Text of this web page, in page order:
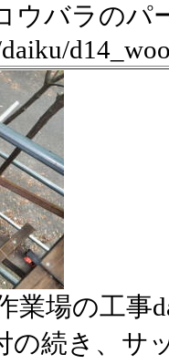
ウバラのパ
業場の工事
の続き、サ